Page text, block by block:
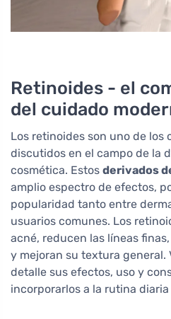
Retinoides - el
del cuidado
Los retinoides son uno de los
discutidos en el campo de la
cosmética. Estos derivados
amplio espectro de efectos,
popularidad tanto entre
usuarios comunes. Los
acné, reducen las líneas
y mejoran su textura general.
detalle sus efectos, uso y
incorporarlos a la rutina